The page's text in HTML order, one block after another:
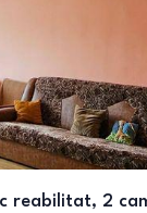
reabilitat, 2